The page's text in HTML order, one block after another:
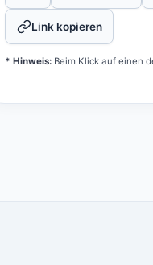
Link kopieren
* Hinweis: Beim Klick auf einen